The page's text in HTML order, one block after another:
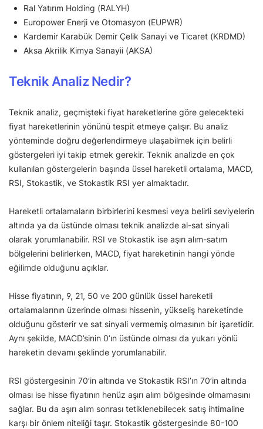
Ral Yatırım Holding (RALYH)
Europower Enerji ve Otomasyon (EUPWR)
Kardemir Karabük Demir Çelik Sanayi ve Ticaret (KRDMD)
Aksa Akrilik Kimya Sanayii (AKSA)
Teknik Analiz Nedir?
Teknik analiz, geçmişteki fiyat hareketlerine göre gelecekteki
fiyat hareketlerinin yönünü tespit etmeye çalışır. Bu analiz
yönteminde doğru değerlendirmeye ulaşabilmek için belirli
göstergeleri iyi takip etmek gerekir. Teknik analizde en çok
kullanılan göstergelerin başında üssel hareketli ortalama, MACD,
RSI, Stokastik, ve Stokastik RSI yer almaktadır.
Hareketli ortalamaların birbirlerini kesmesi veya belirli seviyelerin
altında ya da üstünde olması teknik analizde al-sat sinyali
olarak yorumlanabilir. RSI ve Stokastik ise aşırı alım-satım
bölgelerini belirlerken, MACD, fiyat hareketinin hangi yönde
eğilimde olduğunu açıklar.
Hisse fiyatının, 9, 21, 50 ve 200 günlük üssel hareketli
ortalamalarının üzerinde olması hissenin, yükseliş hareketinde
olduğunu gösterir ve sat sinyali vermemiş olmasının bir işaretidir.
Aynı şekilde, MACD’sinin 0’ın üstünde olması da yukarı yönlü
hareketin devamı şeklinde yorumlanabilir.
RSI göstergesinin 70’in altında ve Stokastik RSI’ın 70’in altında
olması ise hisse fiyatının henüz aşırı alım bölgesinde olmamasını
sağlar. Bu da aşırı alım sonrası tetiklenebilecek satış ihtimaline
karşı bir önlem niteliği taşır. Stokastik göstergesinde 80-100